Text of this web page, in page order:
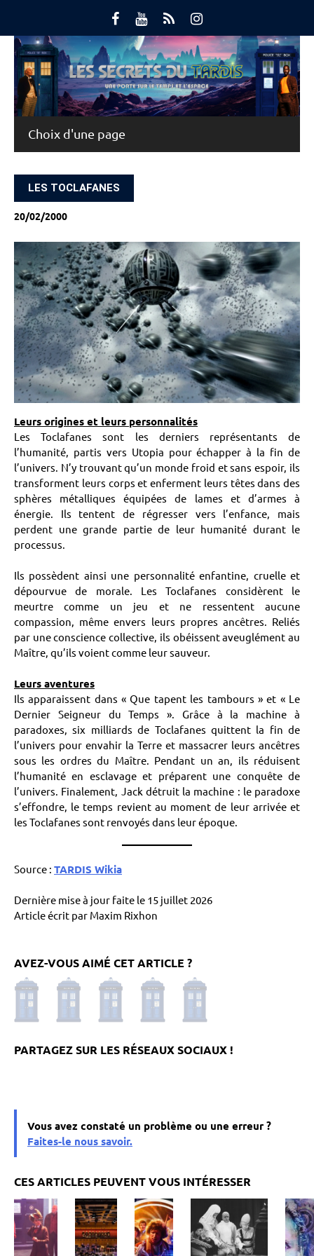
content
Main Menu
LES TOCLAFANES
20/02/2000
Leurs origines et leurs personnalités
Les Toclafanes sont les derniers représentants de
l’humanité, partis vers Utopia pour échapper à la fin de
l’univers. N’y trouvant qu’un monde froid et sans espoir, ils
transforment leurs corps et enferment leurs têtes dans des
sphères métalliques équipées de lames et d’armes à
énergie. Ils tentent de régresser vers l’enfance, mais
perdent une grande partie de leur humanité durant le
processus.
Ils possèdent ainsi une personnalité enfantine, cruelle et
dépourvue de morale. Les Toclafanes considèrent le
meurtre comme un jeu et ne ressentent aucune
compassion, même envers leurs propres ancêtres. Reliés
par une conscience collective, ils obéissent aveuglément au
Maître, qu’ils voient comme leur sauveur.
Leurs aventures
Ils apparaissent dans « Que tapent les tambours » et « Le
Dernier Seigneur du Temps ». Grâce à la machine à
paradoxes, six milliards de Toclafanes quittent la fin de
l’univers pour envahir la Terre et massacrer leurs ancêtres
sous les ordres du Maître. Pendant un an, ils réduisent
l’humanité en esclavage et préparent une conquête de
l’univers. Finalement, Jack détruit la machine : le paradoxe
s’effondre, le temps revient au moment de leur arrivée et
les Toclafanes sont renvoyés dans leur époque.
Source : TARDIS Wikia
Dernière mise à jour faite le 15 juillet 2026
Article écrit par Maxim Rixhon
AVEZ-VOUS AIMÉ CET ARTICLE ?
Vous avez constaté un problème ou une erreur ?
Faites-le nous savoir.